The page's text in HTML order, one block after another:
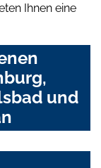
Ihnen eine
und